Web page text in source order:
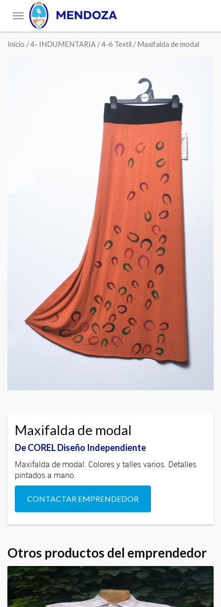
Toggle
navigation
Inicio /4- INDUMENTARIA /4-6 Textil / Maxifalda de modal
Maxifalda de modal
De COREL Diseño Independiente
Maxifalda de modal. Colores y talles varios. Detalles
pintados a mano.
CONTACTAR EMPRENDEDOR
Otros productos del emprendedor